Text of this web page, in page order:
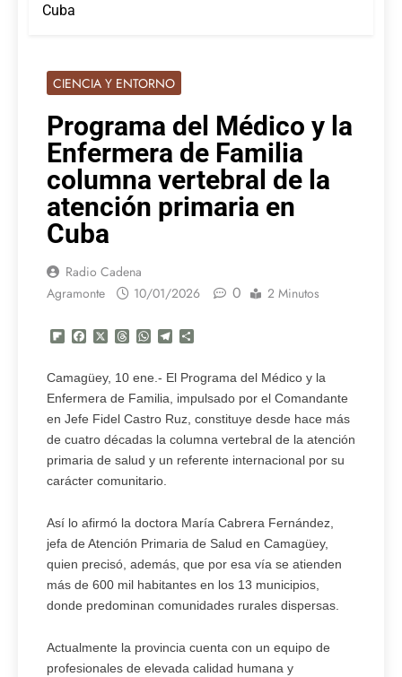
Cuba
CIENCIA Y ENTORNO
Programa del Médico y la
Enfermera de Familia
columna vertebral de la
atención primaria en
Cuba
Radio Cadena
Agramonte
10/01/2026 0 2 Minutos
Flipboard
FacebookThreadsWhatsApp
Telegram
Camagüey, 10 ene.- El Programa del Médico y la
Enfermera de Familia, impulsado por el Comandante
en Jefe Fidel Castro Ruz, constituye desde hace más
de cuatro décadas la columna vertebral de la atención
primaria de salud y un referente internacional por su
carácter comunitario.
Así lo afirmó la doctora María Cabrera Fernández,
jefa de Atención Primaria de Salud en Camagüey,
quien precisó, además, que por esa vía se atienden
más de 600 mil habitantes en los 13 municipios,
donde predominan comunidades rurales dispersas.
Actualmente la provincia cuenta con un equipo de
profesionales de elevada calidad humana y